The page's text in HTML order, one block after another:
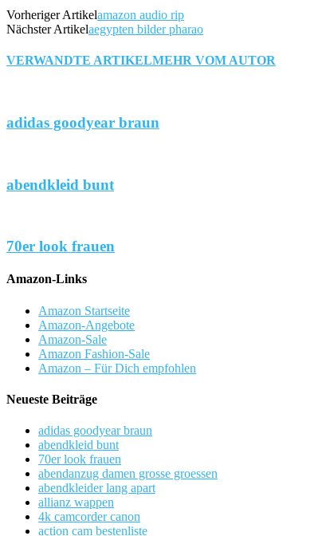
Vorheriger Artikelamazon audio rip
Nächster Artikelaegypten bilder pharao
VERWANDTE ARTIKELMEHR VOM AUTOR
adidas goodyear braun
abendkleid bunt
70er look frauen
Amazon-Links
Amazon Startseite
Amazon-Angebote
Amazon-Sale
Amazon Fashion-Sale
Amazon – Für Dich empfohlen
Neueste Beiträge
adidas goodyear braun
abendkleid bunt
70er look frauen
abendanzug damen grosse groessen
abendkleider lang apart
allianz wappen
4k camcorder canon
action cam bestenliste